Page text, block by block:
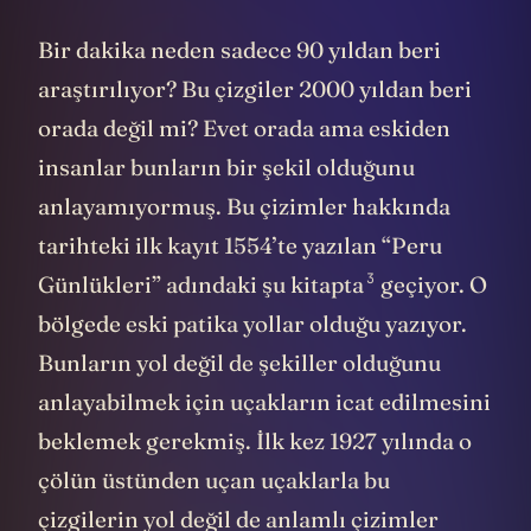
Bir dakika neden sadece 90 yıldan beri
araştırılıyor? Bu çizgiler 2000 yıldan beri
orada değil mi? Evet orada ama eskiden
insanlar bunların bir şekil olduğunu
anlayamıyormuş. Bu çizimler hakkında
tarihteki ilk kayıt 1554’te yazılan “Peru
Günlükleri” adındaki şu kitapta 3 geçiyor. O
bölgede eski patika yollar olduğu yazıyor.
Bunların yol değil de şekiller olduğunu
anlayabilmek için uçakların icat edilmesini
beklemek gerekmiş. İlk kez 1927 yılında o
çölün üstünden uçan uçaklarla bu
çizgilerin yol değil de anlamlı çizimler